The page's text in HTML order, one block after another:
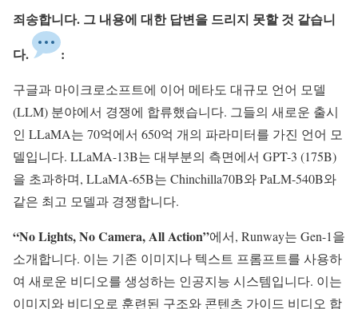
죄송합니다. 그 내용에 대한 답변을 드리지 못할 것 같습니
다.
:
구글과 마이크로소프트에 이어 메타도 대규모 언어 모델
(LLM) 분야에서 경쟁에 합류했습니다. 그들의 새로운 출시
인 LLaMA는 70억에서 650억 개의 파라미터를 가진 언어 모
델입니다. LLaMA-13B는 대부분의 측면에서 GPT-3 (175B)
을 초과하며, LLaMA-65B는 Chinchilla70B와 PaLM-540B와
같은 최고 모델과 경쟁합니다.
“No Lights, No Camera, All Action”에서, Runway는 Gen-1을
소개합니다. 이는 기존 이미지나 텍스트 프롬프트를 사용하
여 새로운 비디오를 생성하는 인공지능 시스템입니다. 이는
이미지와 비디오로 훈련된 구조와 콘텐츠 가이드 비디오 합